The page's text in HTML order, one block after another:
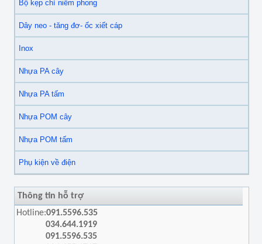
Bộ kẹp chì niêm phong
Dây neo - tăng đơ- ốc xiết cáp
Inox
Nhựa PA cây
Nhựa PA tấm
Nhựa POM cây
Nhựa POM tấm
Phụ kiện về điện
Thông tin hỗ trợ
Hotline:091.5596.535
034.644.1919
091.5596.535